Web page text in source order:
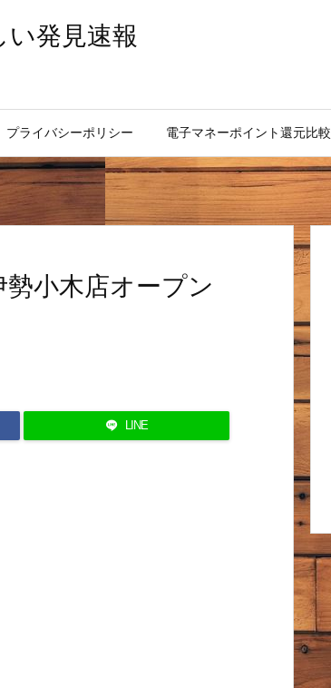
発見速報
プライバシーポリシー 電子マネーポイント還元比較
勢小木店オープン
LINE